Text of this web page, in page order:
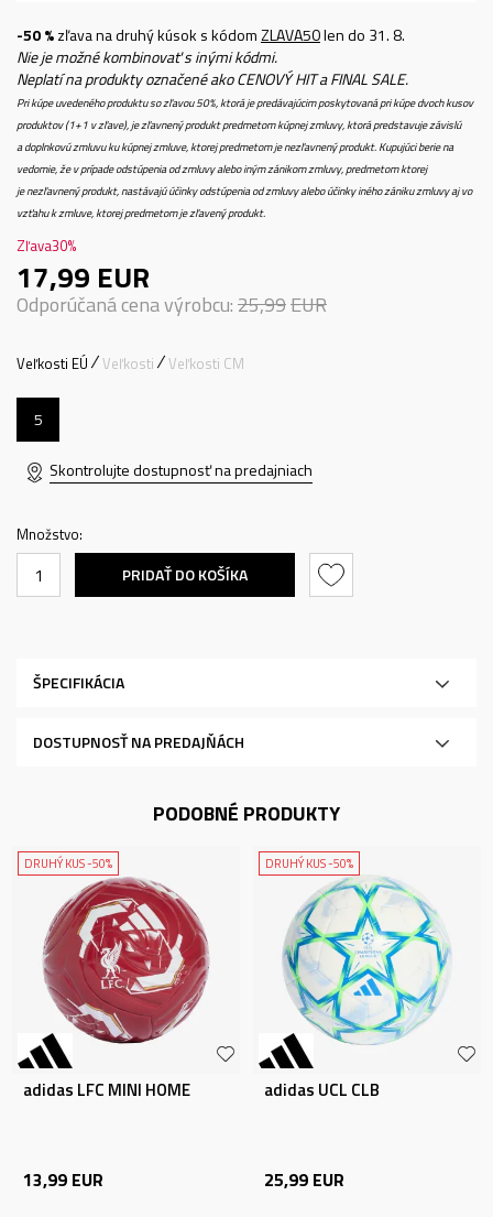
-50 %zľava na druhý kúsok s kódomZLAVA50len do 31. 8.
Nie je možné kombinovať s inými kódmi.
Neplatí na produkty označené ako CENOVÝ HIT a FINAL SALE.
Pri kúpe uvedeného produktu so zľavou 50%, ktorá je predávajúcim poskytovaná pri kúpe dvoch kusov
produktov (1+1 v zľave), je zľavnený produkt predmetom kúpnej zmluvy, ktorá predstavuje závislú
a doplnkovú zmluvu ku kúpnej zmluve, ktorej predmetom je nezľavnený produkt. Kupujúci berie na
vedomie, že v prípade odstúpenia od zmluvy alebo iným zánikom zmluvy, predmetom ktorej
je nezľavnený produkt, nastávajú účinky odstúpenia od zmluvy alebo účinky iného zániku zmluvy aj vo
vzťahu k zmluve, ktorej predmetom je zľavený produkt.
Zľava30%
17,99 EUR
Odporúčaná cena výrobcu:25,99EUR
Veľkosti EÚ Veľkosti Veľkosti CM
5
Skontrolujte dostupnosť na predajniach
Množstvo:
PRIDAŤ DO KOŠÍKA
ŠPECIFIKÁCIA
DOSTUPNOSŤ NA PREDAJŇÁCH
PODOBNÉ PRODUKTY
DRUHÝ KUS -50%
adidas LFC MINI HOME
13,99 EUR
DRUHÝ KUS -50%
adidas UCL CLB
25,99 EUR